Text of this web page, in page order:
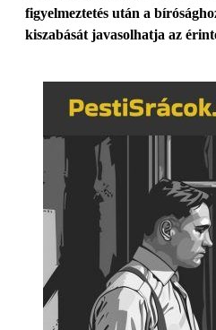
figyelmeztetés után a
kiszabását javasolhatja az